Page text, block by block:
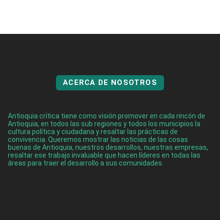
ACERCA DE NOSOTROS
Antioquia crítica tiene como visión promover en cada rincón de
Antioquia, en todos las sub regiones y todos los municipios la
cultura política y ciudadana y resaltar las prácticas de
convivencia. Queremos mostrar las noticias de las cosas
buenas de Antioquia, nuestros desarrollos, nuestras empresas,
resaltar ese trabajo invaluable que hacen líderes en todas las
áreas para traer el desarrollo a sus comunidades.